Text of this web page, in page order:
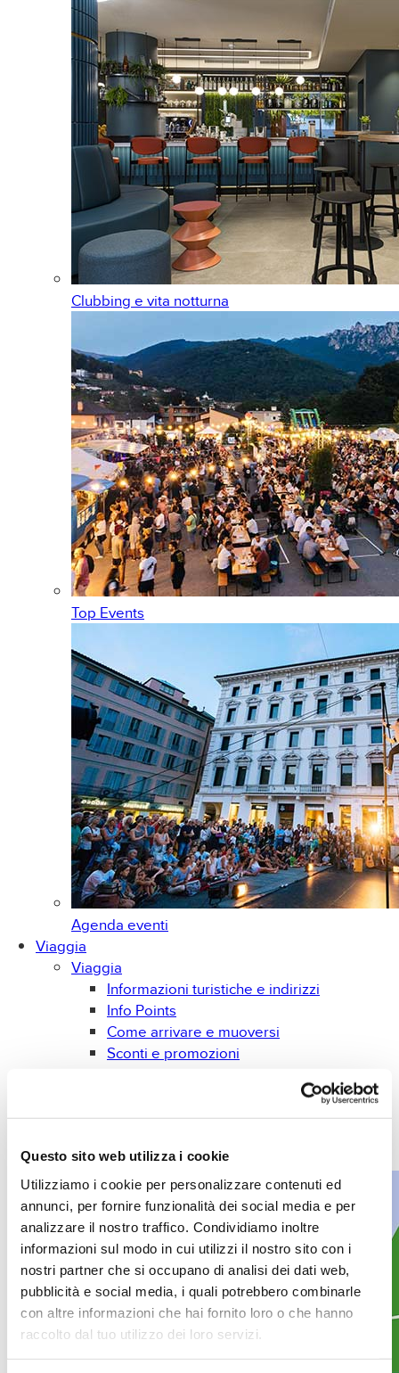
Questo sito web utilizza i cookie
Utilizziamo i cookie per personalizzare contenuti ed
annunci, per fornire funzionalità dei social media e per
analizzare il nostro traffico. Condividiamo inoltre
informazioni sul modo in cui utilizzi il nostro sito con i
nostri partner che si occupano di analisi dei dati web,
pubblicità e social media, i quali potrebbero combinarle
con altre informazioni che hai fornito loro o che hanno
raccolto dal tuo utilizzo dei loro servizi.
Clubbing e vita notturna
Top Events
Agenda eventi
Viaggia
Viaggia
Informazioni turistiche e indirizzi
Info Points
Come arrivare e muoversi
Sconti e promozioni
Prospetti e brochures
Libri